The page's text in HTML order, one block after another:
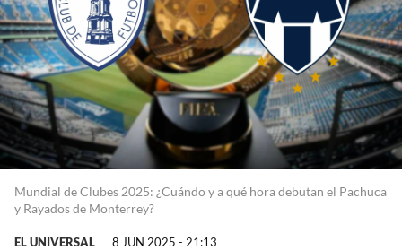
Mundial de Clubes 2025: ¿Cuándo y a qué hora debutan el Pachuca
y Rayados de Monterrey?
EL UNIVERSAL 8 JUN 2025 - 21:13